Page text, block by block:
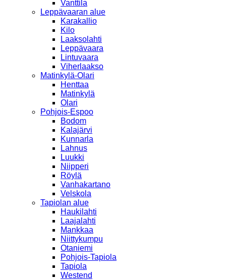
Vanttila
Leppävaaran alue
Karakallio
Kilo
Laaksolahti
Leppävaara
Lintuvaara
Viherlaakso
Matinkylä-Olari
Henttaa
Matinkylä
Olari
Pohjois-Espoo
Bodom
Kalajärvi
Kunnarla
Lahnus
Luukki
Niipperi
Röylä
Vanhakartano
Velskola
Tapiolan alue
Haukilahti
Laajalahti
Mankkaa
Niittykumpu
Otaniemi
Pohjois-Tapiola
Tapiola
Westend